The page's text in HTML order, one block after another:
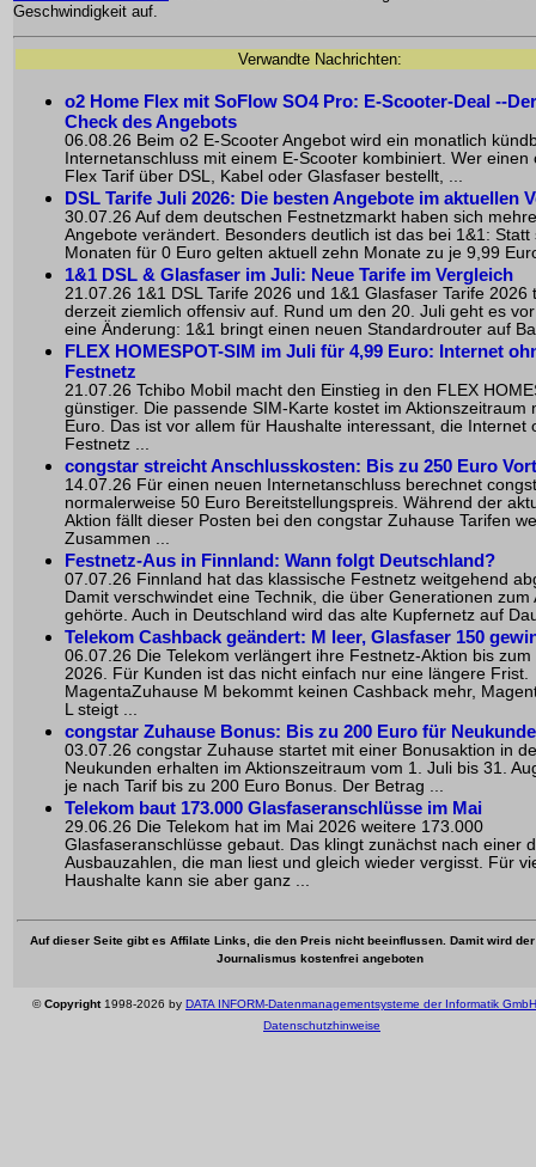
Geschwindigkeit auf.
Verwandte Nachrichten:
o2 Home Flex mit SoFlow SO4 Pro: E-Scooter-Deal --
Check des Angebots
06.08.26 Beim o2 E-Scooter Angebot wird ein monatlich
Internetanschluss mit einem E-Scooter kombiniert. Wer einen
Flex Tarif über DSL, Kabel oder Glasfaser bestellt, ...
DSL Tarife Juli 2026: Die besten Angebote im aktuellen
30.07.26 Auf dem deutschen Festnetzmarkt haben sich
Angebote verändert. Besonders deutlich ist das bei 1&1: Statt
Monaten für 0 Euro gelten aktuell zehn Monate zu je 9,99
1&1 DSL & Glasfaser im Juli: Neue Tarife im Vergleich
21.07.26 1&1 DSL Tarife 2026 und 1&1 Glasfaser Tarife 2026
derzeit ziemlich offensiv auf. Rund um den 20. Juli geht es
eine Änderung: 1&1 bringt einen neuen Standardrouter auf
FLEX HOMESPOT-SIM im Juli für 4,99 Euro: Internet
Festnetz
21.07.26 Tchibo Mobil macht den Einstieg in den FLEX
günstiger. Die passende SIM-Karte kostet im Aktionszeitraum
Euro. Das ist vor allem für Haushalte interessant, die Internet
Festnetz ...
congstar streicht Anschlusskosten: Bis zu 250 Euro
14.07.26 Für einen neuen Internetanschluss berechnet
normalerweise 50 Euro Bereitstellungspreis. Während der
Aktion fällt dieser Posten bei den congstar Zuhause Tarifen
Zusammen ...
Festnetz-Aus in Finnland: Wann folgt Deutschland?
07.07.26 Finnland hat das klassische Festnetz weitgehend
Damit verschwindet eine Technik, die über Generationen zum
gehörte. Auch in Deutschland wird das alte Kupfernetz auf
Telekom Cashback geändert: M leer, Glasfaser 150
06.07.26 Die Telekom verlängert ihre Festnetz-Aktion bis zum
2026. Für Kunden ist das nicht einfach nur eine längere Frist.
MagentaZuhause M bekommt keinen Cashback mehr,
L steigt ...
congstar Zuhause Bonus: Bis zu 200 Euro für
03.07.26 congstar Zuhause startet mit einer Bonusaktion in
Neukunden erhalten im Aktionszeitraum vom 1. Juli bis 31.
je nach Tarif bis zu 200 Euro Bonus. Der Betrag ...
Telekom baut 173.000 Glasfaseranschlüsse im Mai
29.06.26 Die Telekom hat im Mai 2026 weitere 173.000
Glasfaseranschlüsse gebaut. Das klingt zunächst nach einer
Ausbauzahlen, die man liest und gleich wieder vergisst. Für
Haushalte kann sie aber ganz ...
Auf dieser Seite gibt es Affilate Links, die den Preis nicht beeinflussen. Damit wird
Journalismus kostenfrei angeboten
©Copyright1998-2026 by DATA INFORM-Datenmanagementsysteme der Informatik GmbH
Datenschutzhinweise